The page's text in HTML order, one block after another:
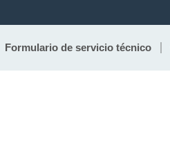
Formulario de servicio técnico